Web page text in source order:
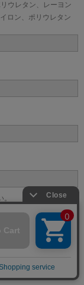
ウレタン、レーヨン
ロン、ポリウレタン
の条件により、画面上と
合がございます。あらかじ